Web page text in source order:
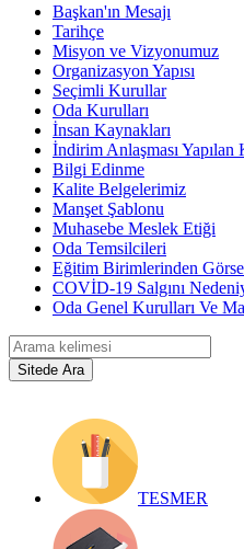
Başkan'ın Mesajı
Tarihçe
Misyon ve Vizyonumuz
Organizasyon Yapısı
Seçimli Kurullar
Oda Kurulları
İnsan Kaynakları
İndirim Anlaşması Yapılan
Bilgi Edinme
Kalite Belgelerimiz
Manşet Şablonu
Muhasebe Meslek Etiği
Oda Temsilcileri
Eğitim Birimlerinden
COVİD-19 Salgını
Oda Genel Kurulları Ve
TESMER